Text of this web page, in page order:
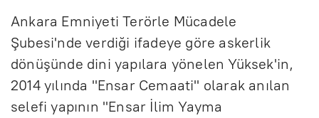
Ankara Emniyeti Terörle Mücadele
Şubesi'nde verdiği ifadeye göre askerlik
dönüşünde dini yapılara yönelen Yüksek'in,
2014 yılında "Ensar Cemaati" olarak anılan
selefi yapının "Ensar İlim Yayma